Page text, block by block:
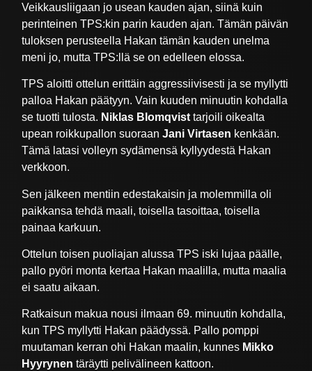
Veikkausliigaan jo usean kauden ajan, siinä kuin
perinteinen TPS:kin parin kauden ajan. Tämän päivän
tuloksen perusteella Hakan tämän kauden unelma
meni jo, mutta TPS:llä se on edelleen elossa.
TPS aloitti ottelun erittäin aggressiivisesti ja se myllytti
palloa Hakan päätyyn. Vain kuuden minuutin kohdalla
se tuotti tulosta. Niklas Blomqvist tarjoili oikealta
upean roikkupallon suoraanJani Virtasen kenkään.
Tämä latasi volleyn sydämensä kyllyydestä Hakan
verkkoon.
Sen jälkeen mentiin edestakaisin ja molemmilla oli
paikkansa tehdä maali, toisella tasoittaa, toisella
painaa karkuun.
Ottelun toisen puoliajan alussa TPS iski lujaa päälle,
pallo pyöri monta kertaa Hakan maalilla, mutta maalia
ei saatu aikaan.
Ratkaisun makua nousi ilmaan 69. minuutin kohdalla,
kun TPS myllytti Hakan päädyssä. Pallo pomppi
muutaman kerran ohi Hakan maalin, kunnes Mikko
Hyyrynen täräytti pelivälineen kattoon.